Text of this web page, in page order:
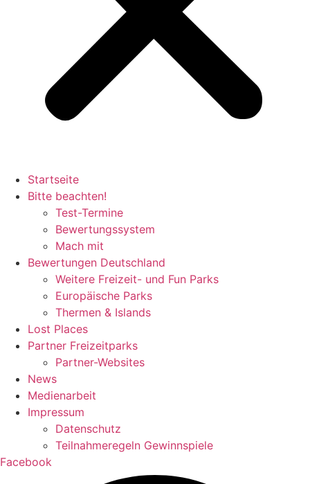
Startseite
Bitte beachten!
Test-Termine
Bewertungssystem
Mach mit
Bewertungen Deutschland
Weitere Freizeit- und Fun Parks
Europäische Parks
Thermen & Islands
Lost Places
Partner Freizeitparks
Partner-Websites
News
Medienarbeit
Impressum
Datenschutz
Teilnahmeregeln Gewinnspiele
Facebook